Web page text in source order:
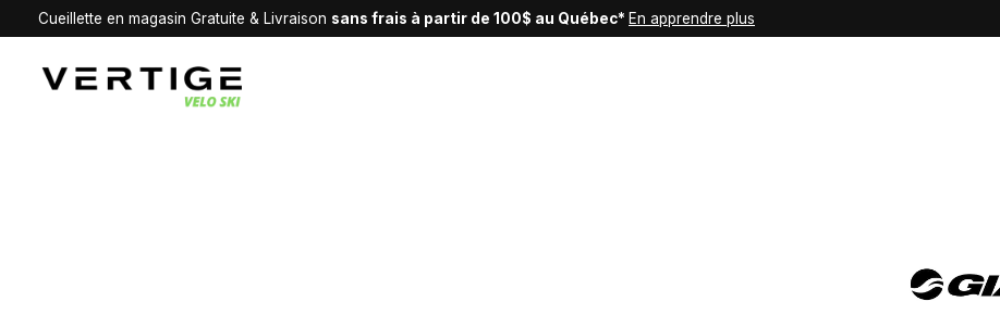
Cueillette en magasin Gratuite & Livraison sans frais à partir de 100$ au Québec* En apprendre plus